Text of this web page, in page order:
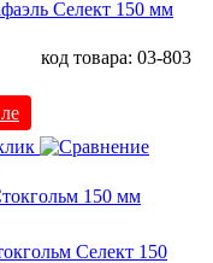
Селект 150 мм
код товара: 03-803
Селект 150